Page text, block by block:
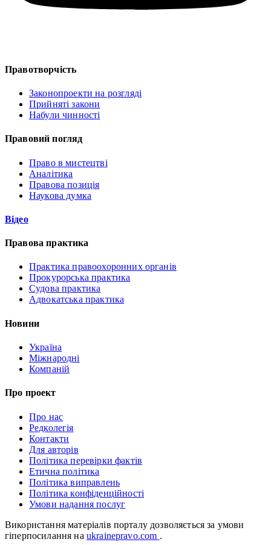
Правотворчість
Законопроекти на розгляді
Прийняті закони
Набули чинності
Правовий погляд
Право в мистецтві
Аналітика
Правова позиція
Наукова думка
Відео
Правова практика
Практика правоохоронних органів
Прокурорська практика
Судова практика
Адвокатська практика
Новини
Україна
Міжнародні
Компаній
Про проект
Про нас
Редколегія
Контакти
Для авторів
Політика перевірки фактів
Етична політика
Політика виправлень
Політика конфіденційності
Умови надання послуг
Використання матеріалів порталу дозволяється за умови
гіперпосилання на ukrainepravo.com .